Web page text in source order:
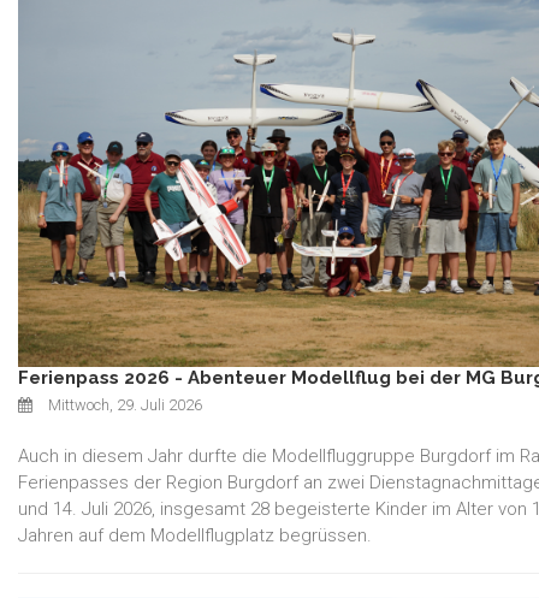
Ferienpass 2026 - Abenteuer Modellflug bei der MG
Mittwoch, 29. Juli 2026
Auch in diesem Jahr durfte die Modellfluggruppe Burgdorf im
Ferienpasses der Region Burgdorf an zwei
und 14. Juli 2026, insgesamt 28 begeisterte Kinder im Alter von
Jahren auf dem Modellflugplatz begrüssen.